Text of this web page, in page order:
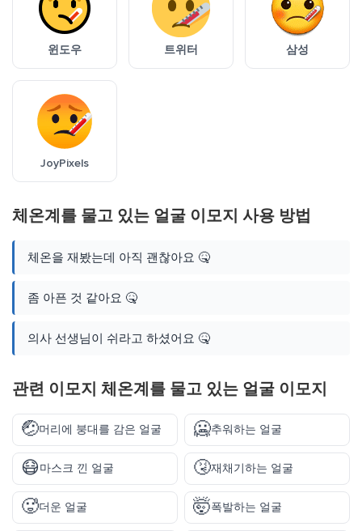
윈도우 트위터 삼성
JoyPixels
체온계를 물고 있는 얼굴 이모지 사용 방법
체온을 재봤는데 아직 괜찮아요 🤒
좀 아픈 것 같아요 🤒
의사 선생님이 쉬라고 하셨어요 🤒
관련 이모지 체온계를 물고 있는 얼굴 이모지
🤕머리에 붕대를 감은 얼굴 🥶추워하는 얼굴
😷마스크 낀 얼굴 🤧재채기하는 얼굴
🥵더운 얼굴 🤯폭발하는 얼굴